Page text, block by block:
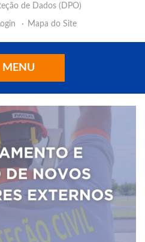
de Dados (DPO)
Mapa do Site
MENU